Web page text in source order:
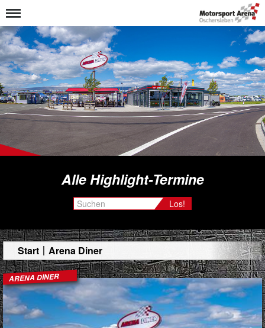
Alle Highlight-Termine
Los!
Start Arena Diner
ARENA DINER